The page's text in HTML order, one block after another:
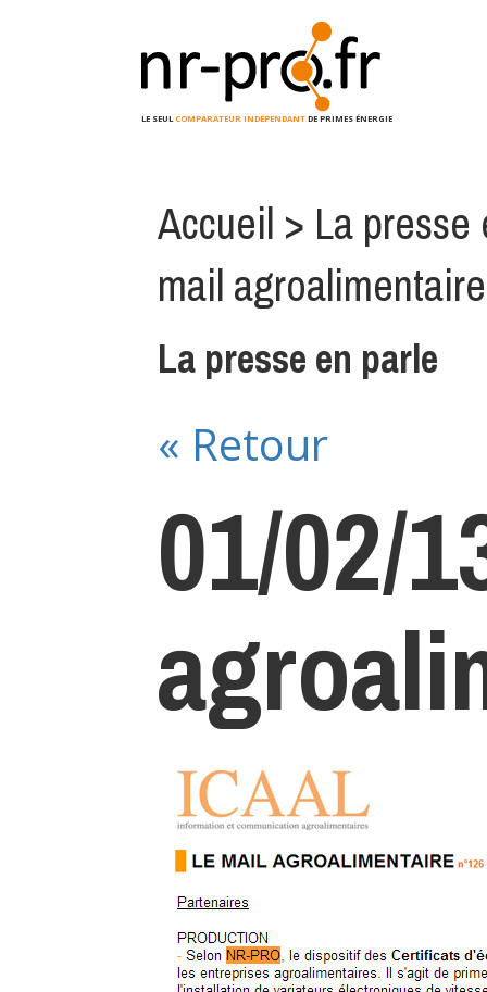
LE SEULCOMPARATEUR INDÉPENDANT DE PRIMES ÉNERGIE
Accueil > La presse
mail agroalimentaire
La presse en parle
« Retour
01/02/